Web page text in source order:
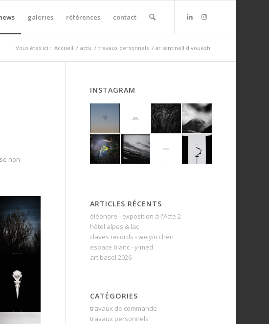
galeries références contact
Vous êtes ici : Accueil / actu / travaux personnels / ar santinell divouezh
non
INSTAGRAM
ARTICLES RÉCENTS
éléonore - exposition à l'Acte 2
hôtel alpes & lac
claves records - weiyin chen
espace blanc - y-med
art basel 2026
CATÉGORIES
travaux de commande
travaux personnels